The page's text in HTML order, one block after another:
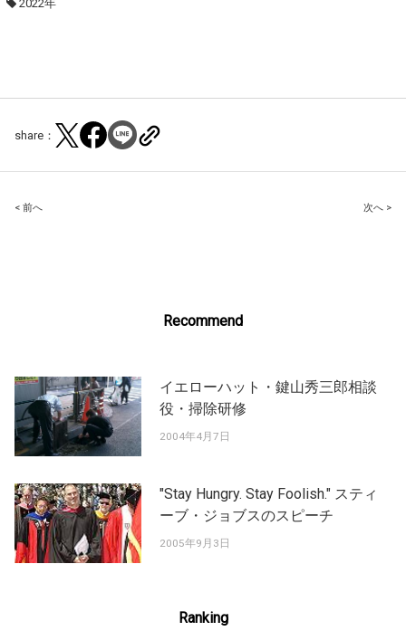
2022年
share：
Post
< 前へ 次へ >
Recommend
イエローハット・鍵山秀三郎相談
役・掃除研修
2004年4月7日
"Stay Hungry. Stay Foolish." スティ
ーブ・ジョブスのスピーチ
2005年9月3日
Ranking